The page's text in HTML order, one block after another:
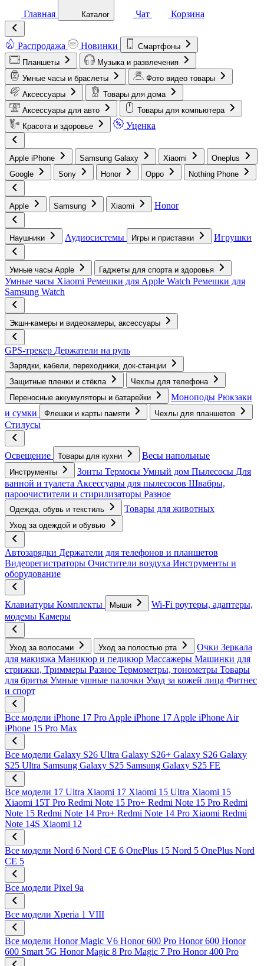
Главная Каталог Чат Корзина
Распродажа Новинки
Смартфоны
Планшеты
Музыка и развлечения
Умные часы и браслеты
Фото видео товары
Аксессуары
Товары для дома
Аксессуары для авто
Товары для компьютера
Красота и здоровье
Уценка
Apple iPhone Samsung Galaxy Xiaomi
Oneplus
Google
Sony Honor Oppo Nothing Phone
Apple Samsung Xiaomi Honor
Наушники Аудиосистемы Игры и приставки Игрушки
Умные часы Apple Гаджеты для спорта и здоровья
Умные часы Xiaomi Ремешки для Apple Watch Ремешки для
Samsung Watch
Экшн-камеры и видеокамеры, аксессуары
GPS-трекер Держатели на руль
Зарядки, кабели, переходники, док-станции
Защитные пленки и стёкла
Чехлы для телефона
Переносные аккумуляторы и батарейки
Моноподы Рюкзаки
и сумки
Флешки и карты памяти Чехлы для планшетов
Стилусы
Освещение Товары для кухни Весы напольные
Инструменты Зонты Термосы Умный дом Пылесосы Для
ванной и туалета Аксессуары для пылесосов Швабры,
пароочистители и стирилизаторы Разное
Одежда, обувь и текстиль Товары для животных
Уход за одеждой и обувью
Автозарядки Держатели для телефонов и планшетов
Видеорегистраторы Очистители воздуха Инструменты и
оборудование
Клавиатуры Комплекты Мыши
Wi-Fi роутеры, адаптеры,
модемы Камеры
Уход за волосами Уход за полостью рта Очки Зеркала
для макияжа Маникюр и педикюр Массажеры Машинки для
стрижки, Триммеры Разное Термометры, тонометры Товары
для бритья Умные ушные палочки Уход за кожей лица Фитнес
и спорт
Все модели iPhone 17 Pro Apple iPhone 17 Apple iPhone Air
iPhone 15 Pro Max
Все модели Galaxy S26 Ultra Galaxy S26+ Galaxy S26 Galaxy
S25 Ultra Samsung Galaxy S25 Samsung Galaxy S25 FE
Все модели 17 Ultra Xiaomi 17 Xiaomi 15 Ultra Xiaomi 15
Xiaomi 15T Pro Redmi Note 15 Pro+ Redmi Note 15 Pro Redmi
Note 15 Redmi Note 14 Pro+ Redmi Note 14 Pro Xiaomi Redmi
Note 14S Xiaomi 12
Все модели Nord 6 Nord CE 6 OnePlus 15 Nord 5 OnePlus Nord
CE 5
Все модели Pixel 9a
Все модели Xperia 1 VIII
Все модели Honor Magic V6 Honor 600 Pro Honor 600 Honor
600 Smart 5G Honor Magic 8 Pro Magic 7 Pro Honor 400 Pro